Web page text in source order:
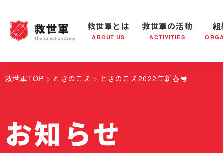
救世軍とは
ABOUT US
救世軍とは 世界が抱えている社会問題 救世軍
救世軍の活動
ACTIVITIES
救世軍の活動 社会鍋
組織概要
救世軍TOP ときのこえ ときのこえ2022年新春号
お知らせ